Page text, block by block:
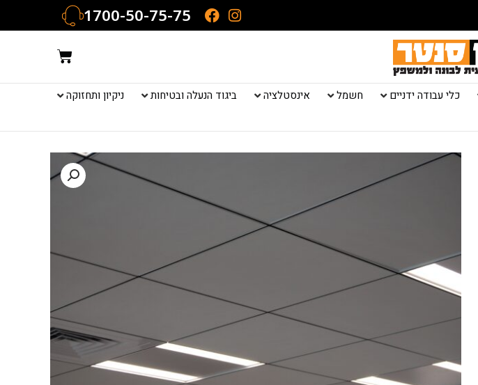
1700-50-75-75
עגלת
קניות
כלי עבודה ידניים חשמל אינסטלציה ביגוד הנעלה ובטיחות
ניקיון ותחזוקה